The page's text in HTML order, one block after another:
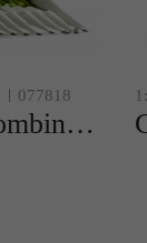
077818
Claas Tucano 570 combine w. Conspeed corn header 8-75